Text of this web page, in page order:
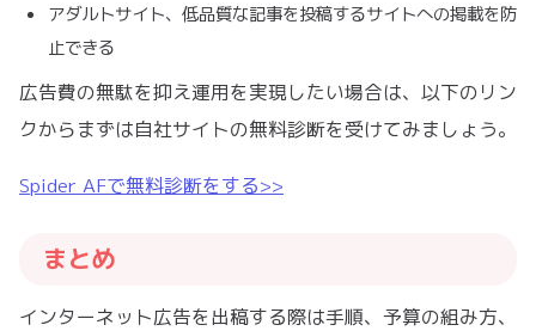
アダルトサイト、低品質な記事を投稿するサイトへの掲載を防
止できる
広告費の無駄を抑え運用を実現したい場合は、以下のリン
クからまずは自社サイトの無料診断を受けてみましょう。
Spider AFで無料診断をする>>
まとめ
インターネット広告を出稿する際は手順、予算の組み方、